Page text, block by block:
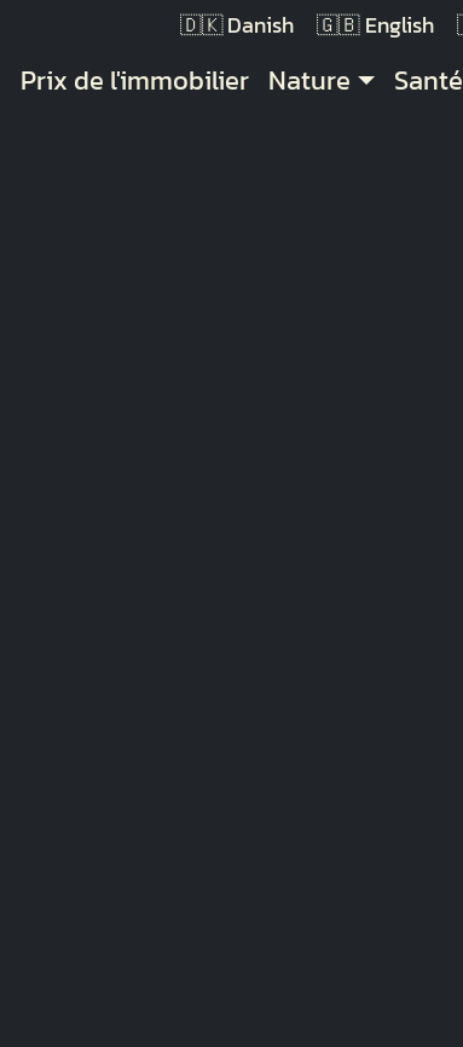
Danish English
Navigation principale
Prix de l'immobilier Nature Santé